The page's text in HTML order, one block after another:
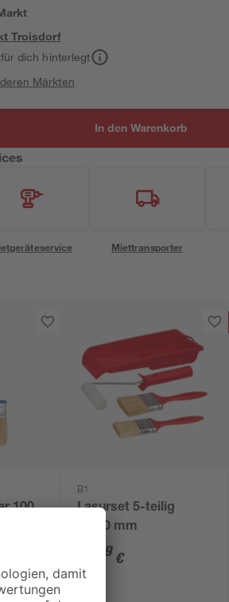
Troisdorf
dich hinterlegt
Märkten
In den Warenkorb
Miettransporter
100
B1
Lasurset 5-teilig
50/70 mm
49 €